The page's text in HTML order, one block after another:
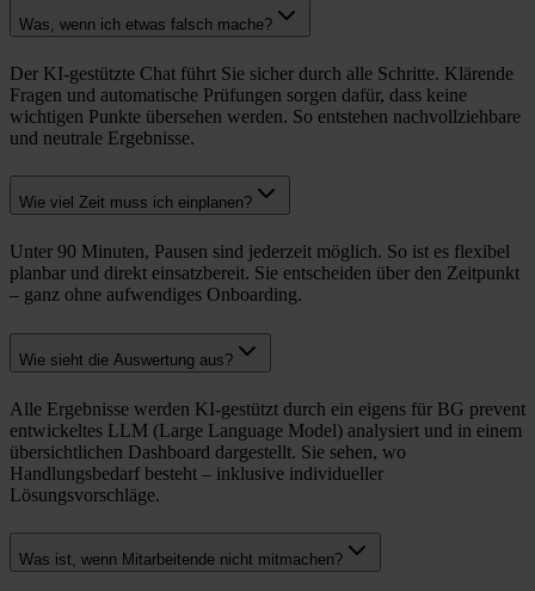
Was, wenn ich etwas falsch mache?
Der KI-gestützte Chat führt Sie sicher durch alle Schritte. Klärende
Fragen und automatische Prüfungen sorgen dafür, dass keine
wichtigen Punkte übersehen werden. So entstehen nachvollziehbare
und neutrale Ergebnisse.
Wie viel Zeit muss ich einplanen?
Unter 90 Minuten, Pausen sind jederzeit möglich. So ist es flexibel
planbar und direkt einsatzbereit. Sie entscheiden über den Zeitpunkt
– ganz ohne aufwendiges Onboarding.
Wie sieht die Auswertung aus?
Alle Ergebnisse werden KI-gestützt durch ein eigens für BG prevent
entwickeltes LLM (Large Language Model) analysiert und in einem
übersichtlichen Dashboard dargestellt. Sie sehen, wo
Handlungsbedarf besteht – inklusive individueller
Lösungsvorschläge.
Was ist, wenn Mitarbeitende nicht mitmachen?